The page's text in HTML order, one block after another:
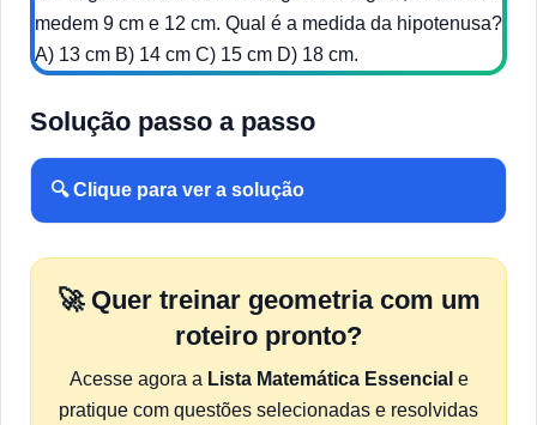
Solução passo a passo
🔍 Clique para ver a solução
🚀 Quer treinar geometria com um
roteiro pronto?
Acesse agora a Lista Matemática Essencial e
pratique com questões selecionadas e resolvidas